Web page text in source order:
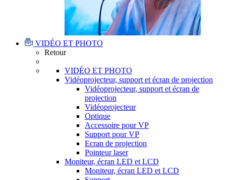
VIDÉO ET PHOTO
Retour
VIDÉO ET PHOTO
Vidéoprojecteur, support et écran de projection
Vidéoprojecteur, support et écran de
projection
Vidéoprojecteur
Optique
Accessoire pour VP
Support pour VP
Ecran de projection
Pointeur laser
Moniteur, écran LED et LCD
Moniteur, écran LED et LCD